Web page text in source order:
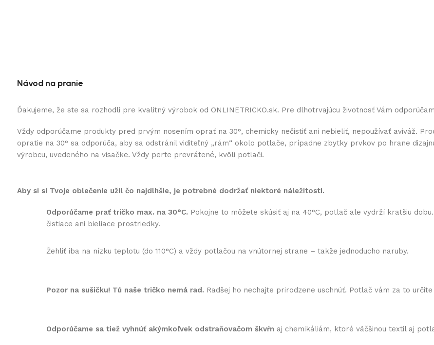
Návod na pranie
Ďakujeme, že ste sa rozhodli pre kvalitný výrobok od ONLINETRICKO.sk. Pre dlhotrvajúcu životnosť Vám
Vždy odporúčame produkty pred prvým nosením oprať na 30°, chemicky nečistiť ani nebieliť, nepoužívať aviváž.
opratie na 30° sa odporúča, aby sa odstránil viditeľný „rám“ okolo potlače, prípadne zbytky prvkov po hrane
výrobcu, uvedeného na visačke. Vždy perte prevrátené, kvôli potlači.
Aby si si Tvoje oblečenie užil čo najdlhšie, je potrebné dodržať niektoré náležitosti.
Odporúčame prať tričko max. na 30°C. Pokojne to môžete skúsiť aj na 40°C, potlač ale vydrží kratšiu
čistiace ani bieliace prostriedky.
Žehliť iba na nízku teplotu (do 110°C) a vždy potlačou na vnútornej strane – takže jednoducho naruby.
Pozor na sušičku! Tú naše tričko nemá rad. Radšej ho nechajte prirodzene uschnúť. Potlač vám za to
Odporúčame sa tiež vyhnúť akýmkoľvek odstraňovačom škvŕn aj chemikáliám, ktoré väčšinou textil aj